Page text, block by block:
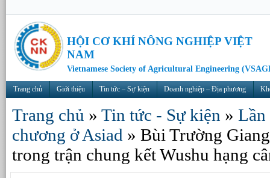
HỘI CƠ KHÍ NÔNG NGHIỆP VIỆT
NAM
Vietnamese Society of Agricultural Engineering
Trang chủ Giới thiệu Tin tức – Sự kiện Doanh nghiệp – Địa phương
Trang chủ » Tin tức - Sự kiện » Lần
chương ở Asiad » Bùi Trường
trong trận chung kết Wushu hạng